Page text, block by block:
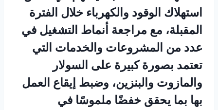
استهلاك الوقود والكهرباء خلال الفترة
المقبلة، مع مراجعة أنماط التشغيل في
عدد من المشروعات والخدمات التي
تعتمد بصورة كبيرة على السولار
والمازوت والبنزين، وضبط إيقاع العمل
بها بما يحقق خفضًا ملموسًا في